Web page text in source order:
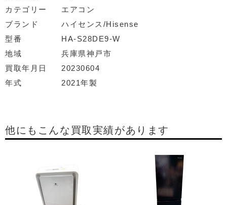
カテゴリー
エアコン
ブランド
ハイセンス/Hisense
型番
HA-S28DE9-W
地域
兵庫県神戸市
買取年月日
20230604
年式
2021年製
他にもこんな買取実績があります